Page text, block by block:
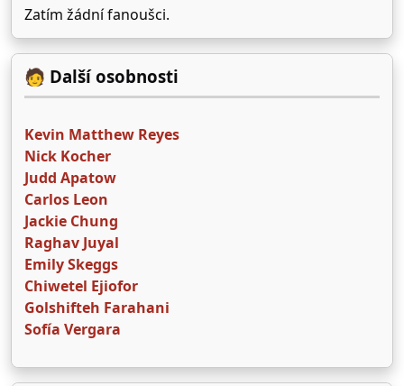
Zatím žádní fanoušci.
🧑 Další osobnosti
Kevin Matthew Reyes
Nick Kocher
Judd Apatow
Carlos Leon
Jackie Chung
Raghav Juyal
Emily Skeggs
Chiwetel Ejiofor
Golshifteh Farahani
Sofía Vergara